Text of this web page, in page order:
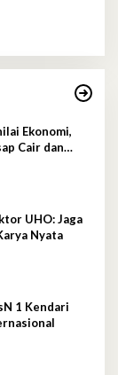
Ekonomi,
Cair dan
UHO: Jaga
Nyata
1 Kendari